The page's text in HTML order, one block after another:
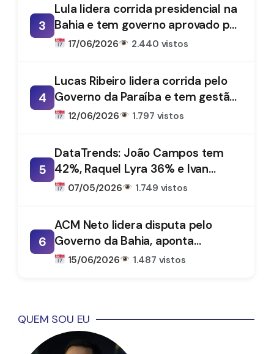
3
Lula lidera corrida presidencial na
Bahia e tem governo aprovado por
61%, aponta DataTrends
17/06/2026 2.440 vistos
4
Lucas Ribeiro lidera corrida pelo
Governo da Paraíba e tem gestão
aprovada por 66%, aponta
12/06/2026 1.797 vistos
5
DataTrends: João Campos tem
42%, Raquel Lyra 36% e Ivan
Moraes 1%
07/05/2026 1.749 vistos
6
ACM Neto lidera disputa pelo
Governo da Bahia, aponta
DataTrends
15/06/2026 1.487 vistos
QUEM SOU EU